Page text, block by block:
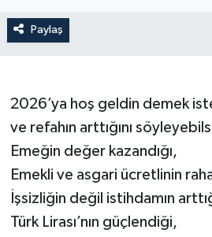
Paylaş
2026’ya hoş geldin demek
ve refahın arttığını
Emeğin değer kazandığı,
Emekli ve asgari ücretlinin
İşsizliğin değil istihdamın
Türk Lirası’nın güçlendiği,